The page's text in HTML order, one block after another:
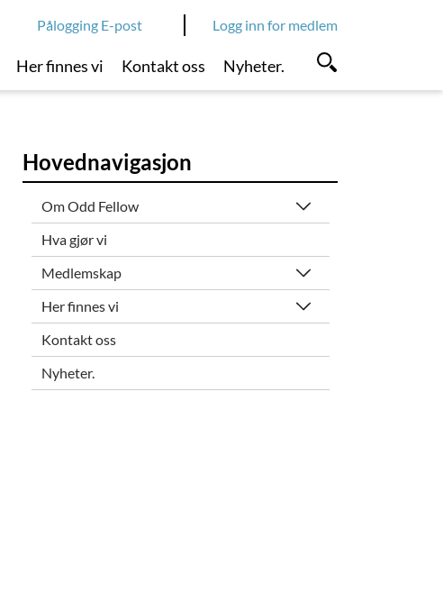
Logg inn for medlem
Pålogging E-post
Her finnes vi Kontakt oss Nyheter.
Hovednavigasjon
Om Odd Fellow
Hva gjør vi
Medlemskap
Her finnes vi
Kontakt oss
Nyheter.